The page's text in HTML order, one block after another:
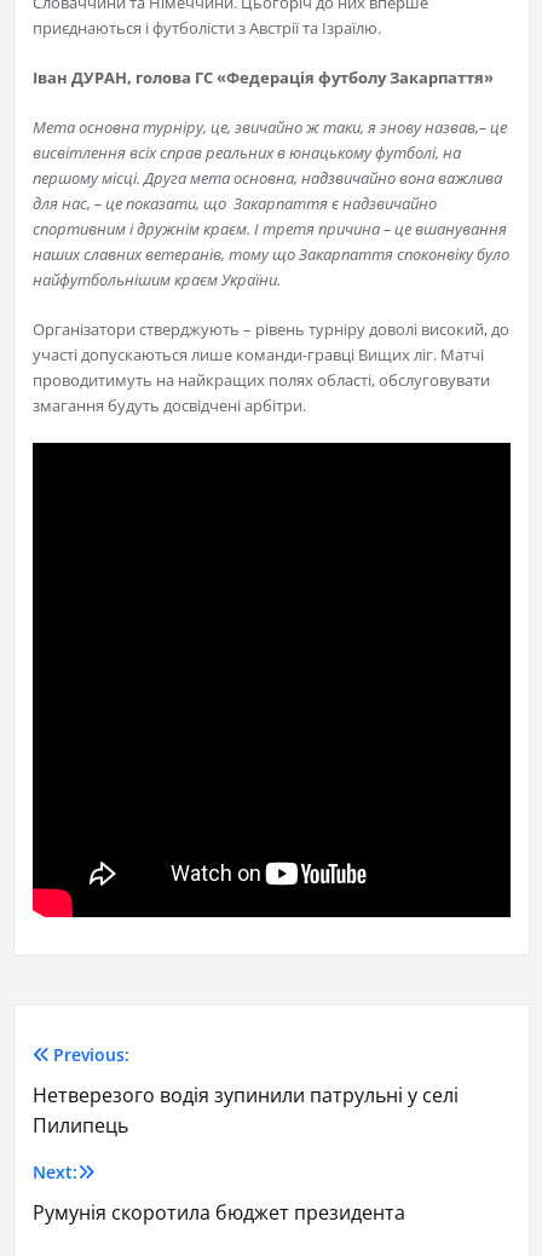
приєднаються і футболісти з Австрії та Ізраїлю.
Іван ДУРАН, голова ГС «Федерація футболу Закарпаття»
Мета основна турніру, це, звичайно ж таки, я знову назвав,– це
висвітлення всіх справ реальних в юнацькому футболі, на
першому місці. Друга мета основна, надзвичайно вона важлива
для нас, – це показати, що Закарпаття є надзвичайно
спортивним і дружнім краєм. І третя причина – це вшанування
наших славних ветеранів, тому що Закарпаття споконвіку було
найфутбольнішим краєм України.
Організатори стверджують – рівень турніру доволі високий, до
участі допускаються лише команди-гравці Вищих ліг. Матчі
проводитимуть на найкращих полях області, обслуговувати
змагання будуть досвідчені арбітри.
Previous:
Нетверезого водія зупинили патрульні у селі
Пилипець
Next:
Румунія скоротила бюджет президента